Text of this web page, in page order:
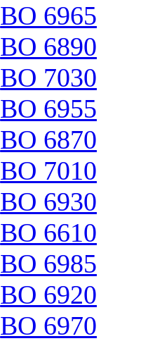
BO 6965
BO 6890
BO 7030
BO 6955
BO 6870
BO 7010
BO 6930
BO 6610
BO 6985
BO 6920
BO 6970